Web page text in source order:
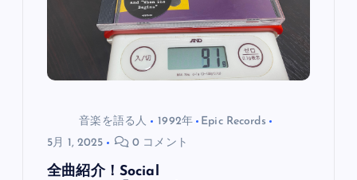
音楽を語る人 1992年
Epic Records
5月 1, 2025
0 コメント
全曲紹介！Social